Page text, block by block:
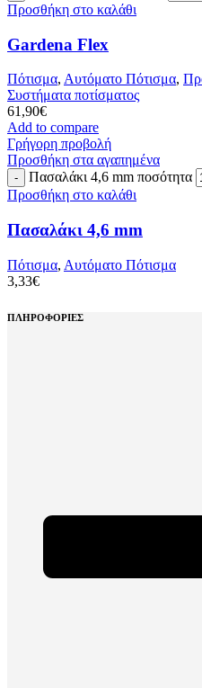
Προσθήκη στο καλάθι
Gardena Flex
Πότισμα, Αυτόματο Πότισμα,
Συστήματα ποτίσματος
61,90€
Add to compare
Γρήγορη προβολή
Προσθήκη στα αγαπημένα
Πασαλάκι 4,6 mm ποσότητα
Προσθήκη στο καλάθι
Πασαλάκι 4,6 mm
Πότισμα, Αυτόματο Πότισμα
3,33€
ΠΛΗΡΟΦΟΡΙΕΣ